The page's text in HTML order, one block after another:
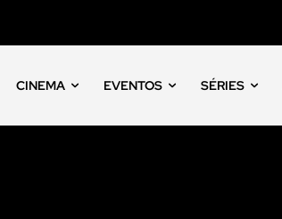
CINEMA EVENTOS SÉRIES